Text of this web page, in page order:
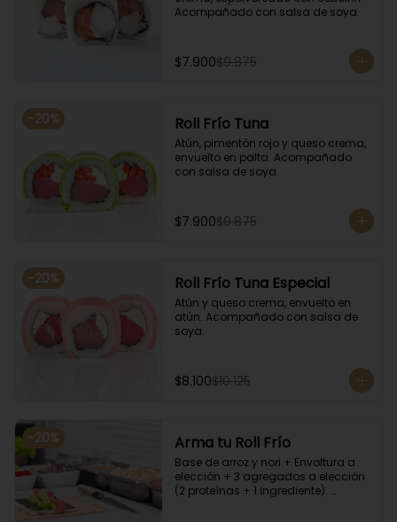
Acompañado con salsa de soya.
$7.900$9.875
-20% Roll Frío Tuna
Atún, pimentón rojo y queso crema,
envuelto en palta. Acompañado
con salsa de soya.
$7.900$9.875
-20% Roll Frío Tuna Especial
Atún y queso crema, envuelto en
atún. Acompañado con salsa de
soya.
$8.100$10.125
-20% Arma tu Roll Frío
Base de arroz y nori + Envoltura a
elección + 3 agregados a elección
(2 proteínas + 1 Ingrediente).